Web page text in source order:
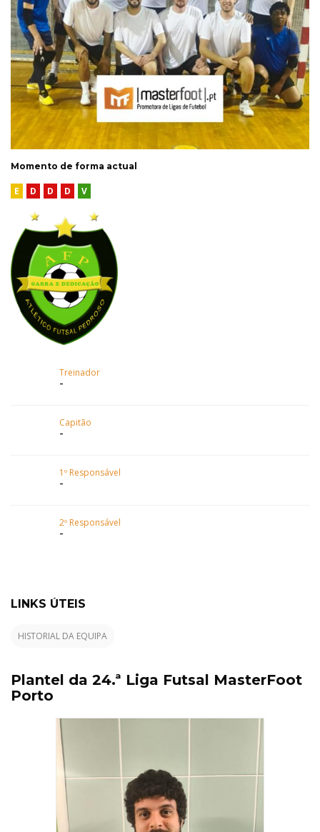
Momento de forma actual
E D D D V
Treinador
-
Capitão
-
1º Responsável
-
2º Responsável
-
LINKS ÚTEIS
HISTORIAL DA EQUIPA
Plantel da 24.ª Liga Futsal MasterFoot
Porto